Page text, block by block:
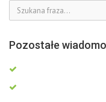
Pozostałe